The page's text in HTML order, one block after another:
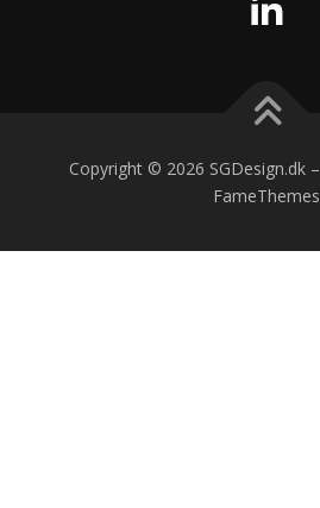
Copyright © 2026 SGDesign.dk –
FameThemes